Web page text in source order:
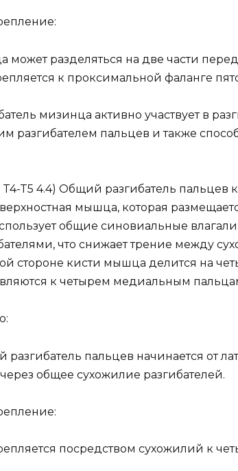
может разделяться на две части
к проксимальной фаланге
мизинца активно участвует в
разгибателем пальцев и также
T4-T5 4.4) Общий разгибатель
мышца, которая
общие синовиальные
что снижает трение между
стороне кисти мышца делится на
к четырем медиальным
пальцев начинается от
общее сухожилие разгибателей.
посредством сухожилий к